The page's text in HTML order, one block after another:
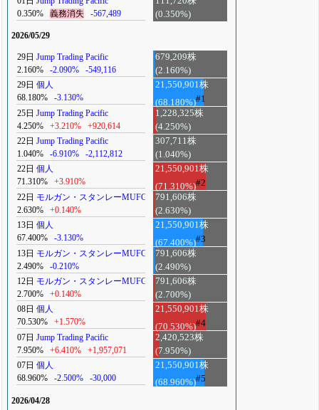
0.350%
義務消失 -567,489
(0.350%)
2026/05/29
29日 Jump Trading Pacific
2.160%
-2.090% -549,116
679,209株
(2.160%)
29日 個人
68.180%
-3.130%
21,550,901株
(68.180%)#1
25日 Jump Trading Pacific
4.250%
+3.210% +920,614
1,228,325株
(4.250%)
22日 Jump Trading Pacific
1.040%
-6.910% -2,112,812
307,711株
(1.040%)
22日 個人
71.310%
+3.910%
21,550,901株
(71.310%)#2
22日 モルガン・スタンレーMUFG
2.630%
+0.140%
791,606株
(2.630%)
13日 個人
67.400%
-3.130%
21,550,901株
(67.400%)#3
13日 モルガン・スタンレーMUFG
2.490%
-0.210%
791,606株
(2.490%)
12日 モルガン・スタンレーMUFG
2.700%
+0.140%
791,606株
(2.700%)
08日 個人
70.530%
+1.570%
21,550,901株
(70.530%)#4
07日 Jump Trading Pacific
7.950%
+6.410% +1,957,071
2,420,523株
(7.950%)
07日 個人
68.960%
-2.500% -30,000
21,550,901株
(68.960%)#5
2026/04/28